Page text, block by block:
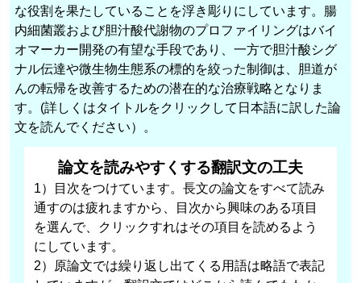
な役割を果たしていることを浮き彫りにしています。腸
内細菌叢および胆汁酸代謝物のプロファイリングはバイ
オマーカー開発の有望な手段であり、一方で胆汁酸シグ
ナル伝達や微生物生態系の標的を絞った制御は、胆道が
んの転帰を改善するための潜在的な治療戦略となりま
す。(詳しくはタイトルをクリックして日本語に訳した論
文を読んでください）。
論文を読みやすくする翻訳文の工夫
1）目次をつけています。長文の論文をすべて読み
通すのは疲れますから、目次から興味のある項目
を選んで、クリックすれはその項目を読めるよう
にしています。
2）原論文では繰り返し出てくる用語は略語で表記